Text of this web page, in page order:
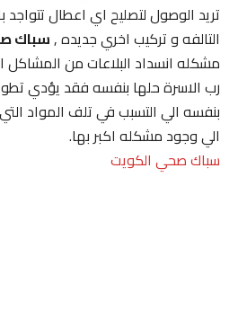
تريد الوصول لتصليح اي اعطال تتواجد
التالفه و تركيب اخري جديده ,سباك
مشكله انسداد البلاعات من المشاكل
رب الاسرة حلها بنفسه فقد يؤدي
بنفسه الي التسبب في تلف المواد التي
الي وجود مشكله اكبر بها.
سباك صحي الكويت